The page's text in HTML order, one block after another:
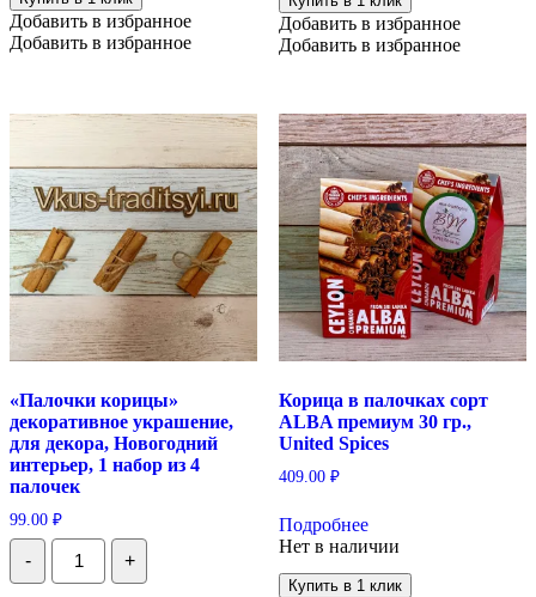
Добавить в избранное
Добавить в избранное
Добавить в избранное
Добавить в избранное
«Палочки корицы»
декоративное украшение,
для декора, Новогодний
интерьер, 1 набор из 4
палочек
99.00 ₽
-
Количество
"Палочки
корицы"
+
Корица в палочках сорт
ALBA премиум 30 гр.,
United Spices
409.00 ₽
Подробнее
Нет в наличии
Купить в 1 клик